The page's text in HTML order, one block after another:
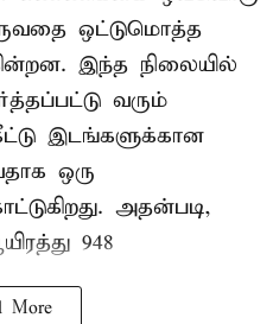
ஒட்டுமொத்த
இந்த நிலையில்
வரும்
இடங்களுக்கான
ஒரு
அதன்படி,
948
More